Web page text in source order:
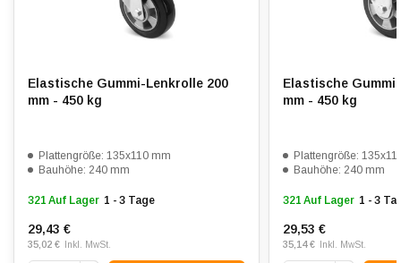
Verschleißfest:
Temperatur:
Passend für: Glatte bis unebene Böden
Elastische Gummi-Lenkrolle 200
mm - 450 kg
Plattengröße: 135x110 mm
Bauhöhe: 240 mm
321 Auf Lager 1 - 3 Tage
29,43 €
35,02 € Inkl. MwSt.
Elastische
mm - 450 kg
Plattengröße:
Bauhöhe: 240 mm
321 Auf Lager 1 - 3
29,53 €
35,14 € Inkl. MwSt.